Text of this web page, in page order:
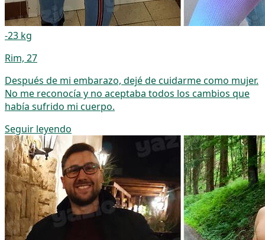
-23 kg
Rim, 27
Después de mi embarazo, dejé de cuidarme como mujer.
No me reconocía y no aceptaba todos los cambios que
había sufrido mi cuerpo.
Seguir leyendo